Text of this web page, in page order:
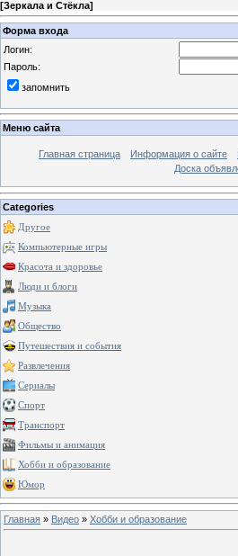
[Зеркала и Стёкла]
Форма входа
Логин:
Пароль:
запомнить
Меню сайта
Главная страница Информация о сайте
Доска
Categories
Другое
Компьютерные игры
Красота и здоровье
Люди и блоги
Музыка
Общество
Путешествия и события
Развлечения
Сериалы
Спорт
Транспорт
Фильмы и анимация
Хобби и образование
Юмор
Главная » Видео » Хобби и образование